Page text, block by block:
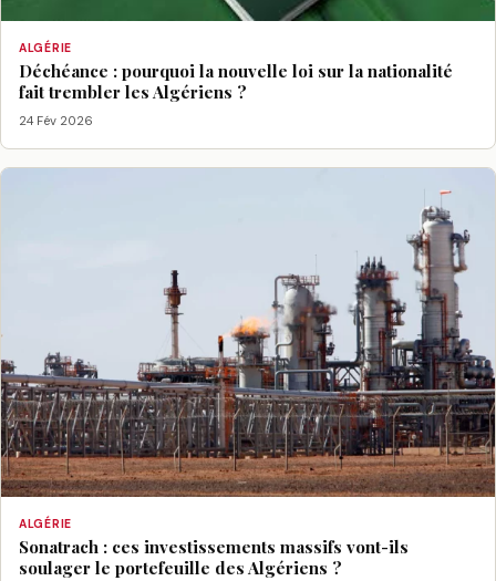
ALGÉRIE
Déchéance : pourquoi la nouvelle loi sur la nationalité
fait trembler les Algériens ?
24 Fév 2026
ALGÉRIE
Sonatrach : ces investissements massifs vont-ils
soulager le portefeuille des Algériens ?